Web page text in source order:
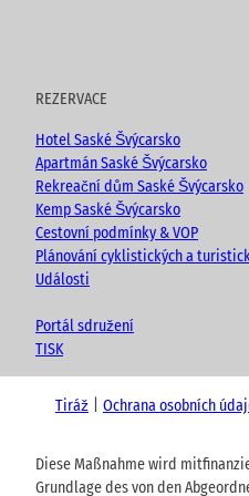
REZERVACE
Hotel Saské Švýcarsko
Apartmán Saské Švýcarsko
Rekreační dům Saské Švýcarsko
Kemp Saské Švýcarsko
Cestovní podmínky & VOP
Plánování cyklistických a
Události
Portál sdružení
TISK
Tiráž Ochrana osobních
Diese Maßnahme wird
Grundlage des von den